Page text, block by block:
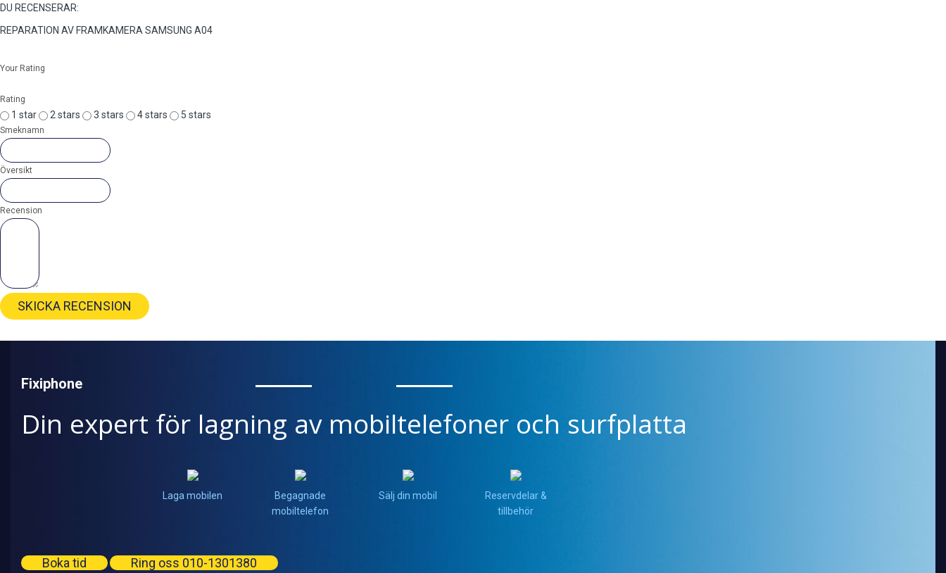
DU RECENSERAR:
REPARATION AV FRAMKAMERA SAMSUNG A04
Your Rating
Rating
1 star 2 stars 3 stars 4 stars 5 stars
Smeknamn
Översikt
Recension
SKICKA RECENSION
Fixiphone
Din expert för lagning av mobiltelefoner och surfplatta
Laga mobilen
Begagnade
mobiltelefon
Sälj din mobil
Reservdelar &
tillbehör
Boka tid Ring oss 010-1301380